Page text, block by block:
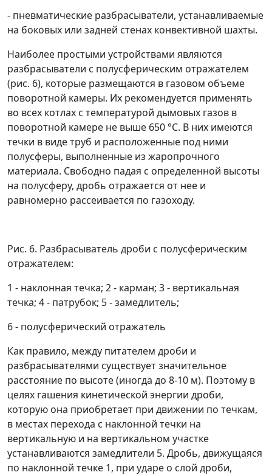
- пневматические разбрасыватели, устанавливаемые
на боковых или задней стенах конвективной шахты.
Наиболее простыми устройствами являются
разбрасыватели с полусферическим отражателем
(рис. 6), которые размещаются в газовом объеме
поворотной камеры. Их рекомендуется применять
во всех котлах с температурой дымовых газов в
поворотной камере не выше 650 °С. В них имеются
течки в виде труб и расположенные под ними
полусферы, выполненные из жаропрочного
материала. Свободно падая с определенной высоты
на полусферу, дробь отражается от нее и
равномерно рассеивается по газоходу.
Рис. 6. Разбрасыватель дроби с полусферическим
отражателем:
1 - наклонная течка; 2 - карман; 3 - вертикальная
течка; 4 - патрубок; 5 - замедлитель;
6 - полусферический отражатель
Как правило, между питателем дроби и
разбрасывателями существует значительное
расстояние по высоте (иногда до 8-10 м). Поэтому в
целях гашения кинетической энергии дроби,
которую она приобретает при движении по течкам,
в местах перехода с наклонной течки на
вертикальную и на вертикальном участке
устанавливаются замедлители 5. Дробь, движущаяся
по наклонной течке 1, при ударе о слой дроби,